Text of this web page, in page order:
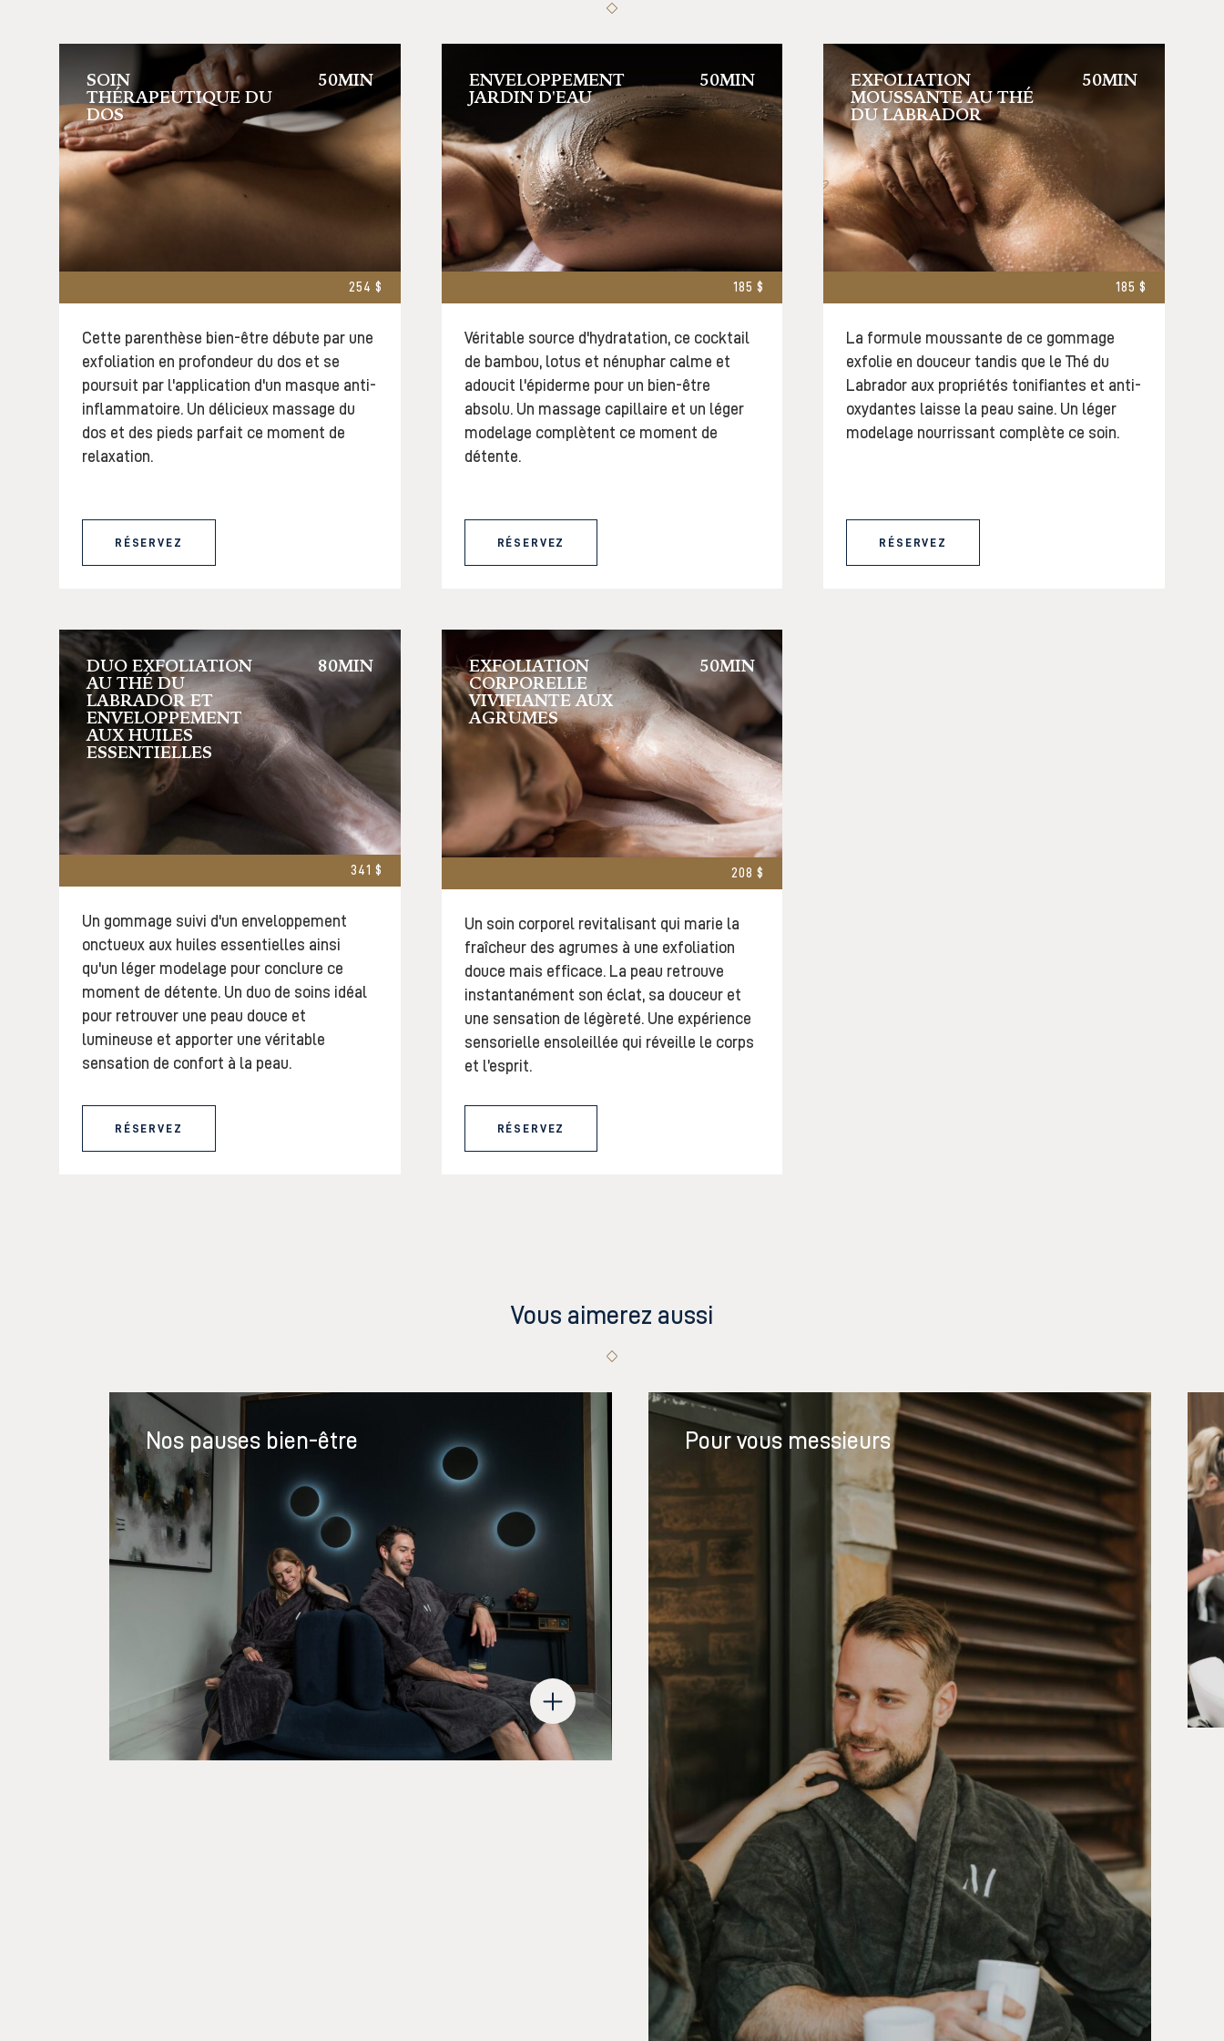
SOIN
THÉRAPEUTIQUE DU
DOS
50MIN
254 $
Cette parenthèse bien-être débute par une
exfoliation en profondeur du dos et se
poursuit par l'application d'un masque anti-
inflammatoire. Un délicieux massage du
dos et des pieds parfait ce moment de
relaxation.
RÉSERVEZ
ENVELOPPEMENT
JARDIN D'EAU
50MIN
185 $
Véritable source d'hydratation, ce cocktail
de bambou, lotus et nénuphar calme et
adoucit l'épiderme pour un bien-être
absolu. Un massage capillaire et un léger
modelage complètent ce moment de
détente.
RÉSERVEZ
EXFOLIATION
MOUSSANTE AU THÉ
DU LABRADOR
50MIN
185 $
La formule moussante de ce gommage
exfolie en douceur tandis que le Thé du
Labrador aux propriétés tonifiantes et anti-
oxydantes laisse la peau saine. Un léger
modelage nourrissant complète ce soin.
RÉSERVEZ
DUO EXFOLIATION
AU THÉ DU
LABRADOR ET
ENVELOPPEMENT
AUX HUILES
ESSENTIELLES
80MIN
341 $
Un gommage suivi d'un enveloppement
onctueux aux huiles essentielles ainsi
qu'un léger modelage pour conclure ce
moment de détente. Un duo de soins idéal
pour retrouver une peau douce et
lumineuse et apporter une véritable
sensation de confort à la peau.
RÉSERVEZ
EXFOLIATION
CORPORELLE
VIVIFIANTE AUX
AGRUMES
50MIN
208 $
Un soin corporel revitalisant qui marie la
fraîcheur des agrumes à une exfoliation
douce mais efficace. La peau retrouve
instantanément son éclat, sa douceur et
une sensation de légèreté. Une expérience
sensorielle ensoleillée qui réveille le corps
et l’esprit.
RÉSERVEZ
Vous aimerez aussi
Nos pauses bien-être Pour vous messieurs